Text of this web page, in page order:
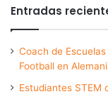
Entradas
Coach de
Football en
Estudiantes STEM